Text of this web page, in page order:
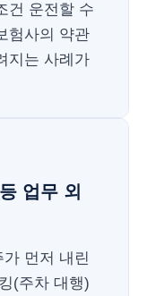
건 운전할 수
험사의 약관
지는 사례가
업무 외
먼저 내린
(주차 대행)